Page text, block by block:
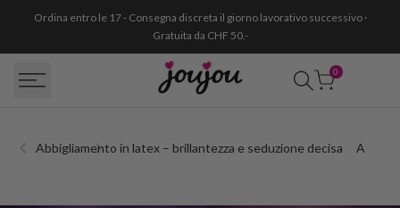
contenuto
Ordina entro le 17 - Consegna discreta il giorno lavorativo successivo ·
Gratuita da CHF 50.-
0
Abbigliamento in latex – brillantezza e seduzione decisa Abito e